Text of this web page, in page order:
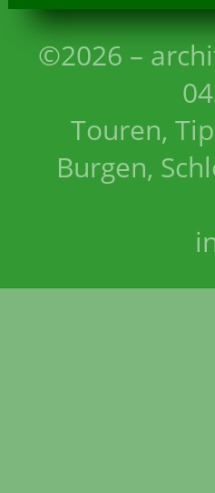
©2026 –
Touren,
Burgen,